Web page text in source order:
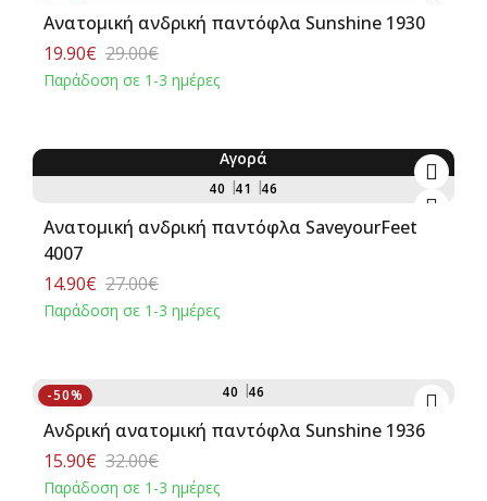
Ανατομική ανδρική παντόφλα Sunshine 1930
19.90€ 29.00€
Παράδοση σε 1-3 ημέρες
40
41 46
Αγορά
Ανατομική ανδρική παντόφλα SaveyourFeet
4007
14.90€ 27.00€
Παράδοση σε 1-3 ημέρες
-50% 40 46
Ανδρική ανατομική παντόφλα Sunshine 1936
15.90€ 32.00€
Παράδοση σε 1-3 ημέρες